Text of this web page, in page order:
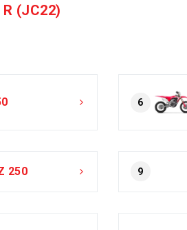
(JC22)
6
250 9